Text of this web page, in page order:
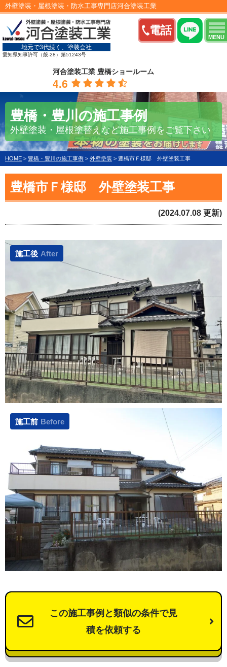
電話
MENU
外壁塗装・屋根塗装・防水工事専門店河合塗装工業
地元で3代続く、塗装会社
愛知県知事許可（般-28）第51243号
河合塗装工業 豊橋ショールーム
4.6
豊橋・豊川の施工事例
外壁塗装・屋根塗替えなど施工事例をご覧下さい
HOME > 豊橋・豊川の施工事例 > 外壁塗装 > 豊橋市Ｆ様邸 外壁塗装工事
豊橋市Ｆ様邸 外壁塗装工事
(2024.07.08 更新)
施工後 After
施工前 Before
この施工事例と類似の条件で見
積を依頼する